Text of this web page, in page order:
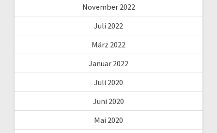
November 2022
Juli 2022
März 2022
Januar 2022
Juli 2020
Juni 2020
Mai 2020